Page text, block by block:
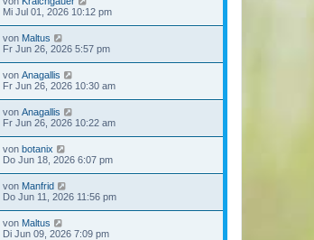
Mi Jul 01, 2026 10:12 pm
von Maltus
Fr Jun 26, 2026 5:57 pm
von Anagallis
Fr Jun 26, 2026 10:30 am
von Anagallis
Fr Jun 26, 2026 10:22 am
von botanix
Do Jun 18, 2026 6:07 pm
von Manfrid
Do Jun 11, 2026 11:56 pm
von Maltus
Di Jun 09, 2026 7:09 pm